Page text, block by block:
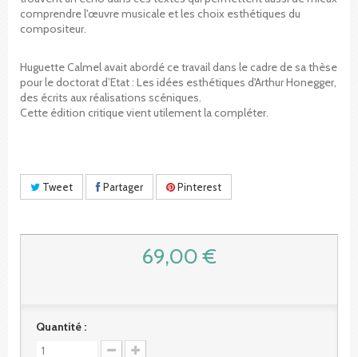
comprendre l'œuvre musicale et les choix esthétiques du
compositeur.
Huguette Calmel avait abordé ce travail dans le cadre de sa thèse
pour le doctorat d’Etat : Les idées esthétiques d'Arthur Honegger,
des écrits aux réalisations scéniques.
Cette édition critique vient utilement la compléter.
Tweet Partager Pinterest
69,00 €
Quantité :